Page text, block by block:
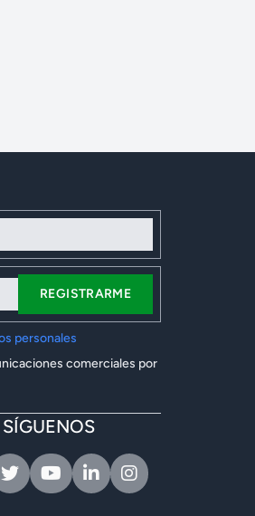
REGISTRARME
personales
comerciales por
SÍGUENOS
YoutubeLinkedinInstagram